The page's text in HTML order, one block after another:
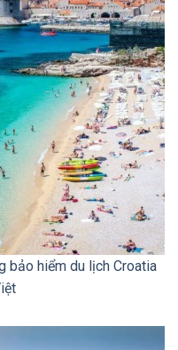
bảo hiểm du lịch Croatia